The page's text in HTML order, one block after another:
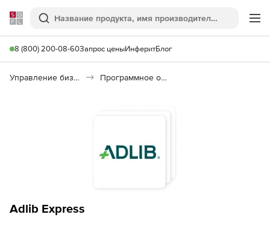
Softline
Поиск
8 (800) 200-08-60Запрос ценыИнферитБлог
Управление бизнесом, CRM/ERP Программное обеспечение для работы с документами
Adlib Express